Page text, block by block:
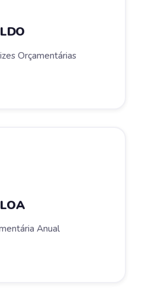
LDO
Orçamentárias
LOA
Anual